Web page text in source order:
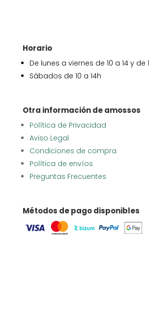
Horario
De lunes a viernes de 10 a 14 y de
Sábados de 10 a 14h
Otra información de amossos
Política de Privacidad
Aviso Legal
Condiciones de compra
Política de envíos
Preguntas Frecuentes
Métodos de pago disponibles